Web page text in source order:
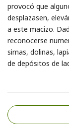
provocó que
desplazasen,
a este macizo.
reconocerse
simas, dolinas,
de depósitos de